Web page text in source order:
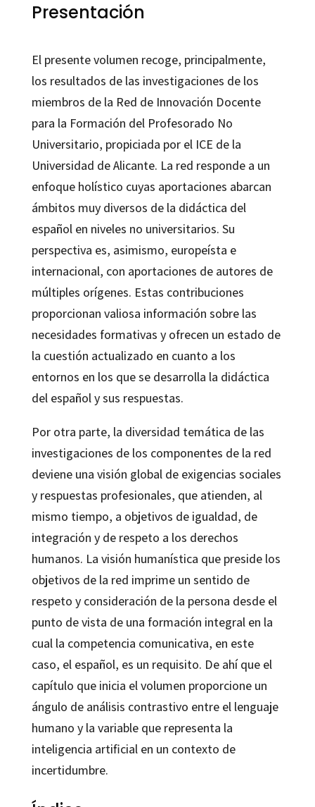
Presentación
El presente volumen recoge, principalmente,
los resultados de las investigaciones de los
miembros de la Red de Innovación Docente
para la Formación del Profesorado No
Universitario, propiciada por el ICE de la
Universidad de Alicante. La red responde a un
enfoque holístico cuyas aportaciones abarcan
ámbitos muy diversos de la didáctica del
español en niveles no universitarios. Su
perspectiva es, asimismo, europeísta e
internacional, con aportaciones de autores de
múltiples orígenes. Estas contribuciones
proporcionan valiosa información sobre las
necesidades formativas y ofrecen un estado de
la cuestión actualizado en cuanto a los
entornos en los que se desarrolla la didáctica
del español y sus respuestas.
Por otra parte, la diversidad temática de las
investigaciones de los componentes de la red
deviene una visión global de exigencias sociales
y respuestas profesionales, que atienden, al
mismo tiempo, a objetivos de igualdad, de
integración y de respeto a los derechos
humanos. La visión humanística que preside los
objetivos de la red imprime un sentido de
respeto y consideración de la persona desde el
punto de vista de una formación integral en la
cual la competencia comunicativa, en este
caso, el español, es un requisito. De ahí que el
capítulo que inicia el volumen proporcione un
ángulo de análisis contrastivo entre el lenguaje
humano y la variable que representa la
inteligencia artificial en un contexto de
incertidumbre.